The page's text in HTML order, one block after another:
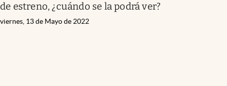
de estreno, ¿cuándo se la podrá ver?
viernes, 13 de Mayo de 2022